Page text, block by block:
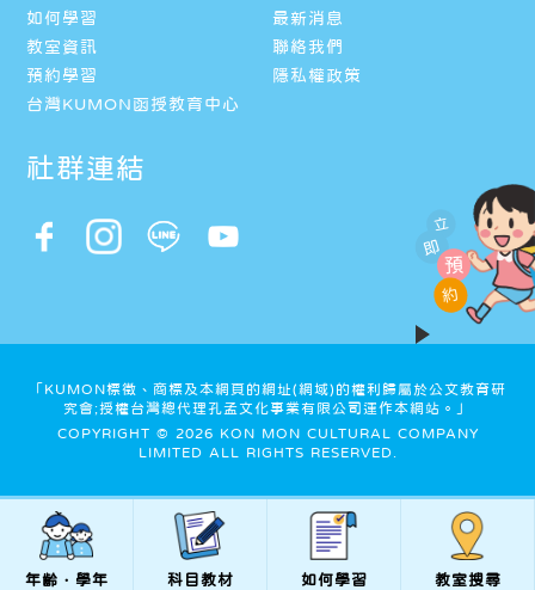
立
即
預
約
年齡．學年 科目教材 如何學習 教室搜尋
如何學習
最新消息
教室資訊
聯絡我們
預約學習
隱私權政策
台灣KUMON函授教育中心
社群連結
「KUMON標徵、商標及本網頁的網址(網域)的權利歸屬於公文教育研
究會;授權台灣總代理孔孟文化事業有限公司運作本網站。」
COPYRIGHT © 2026 KON MON CULTURAL COMPANY
LIMITED ALL RIGHTS RESERVED.